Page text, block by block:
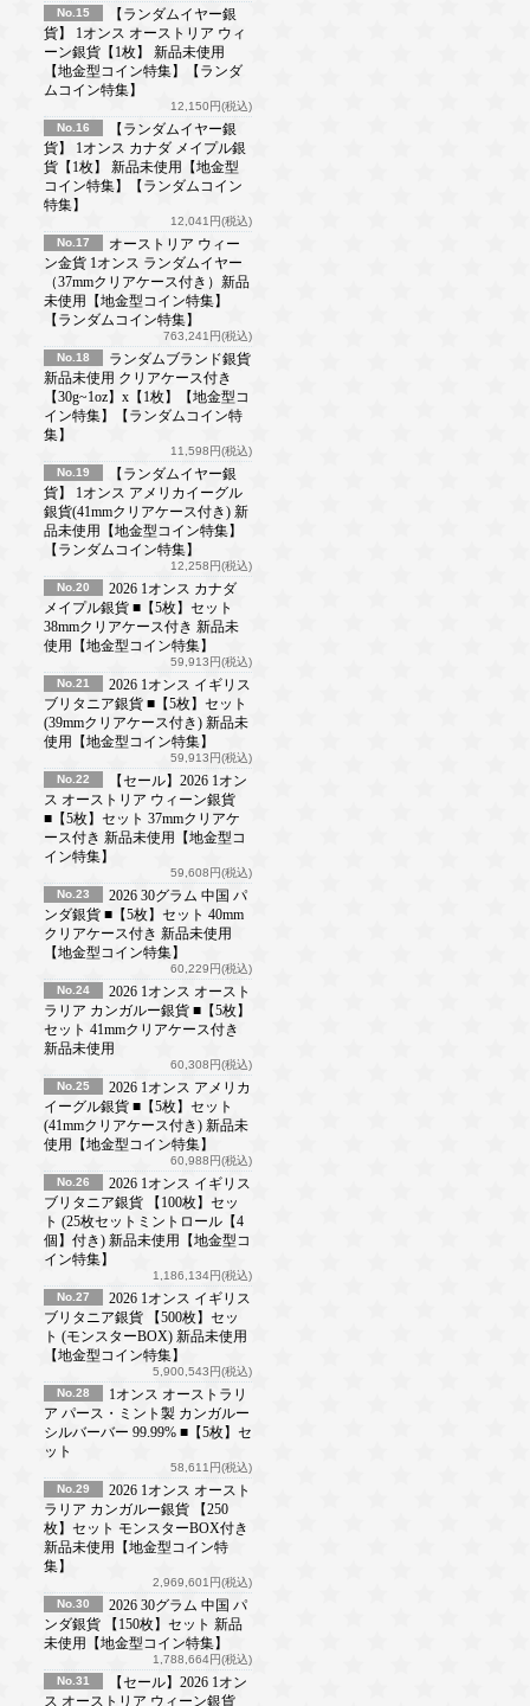
No.15
【ランダムイヤー銀
貨】 1オンス オーストリア ウィ
ーン銀貨【1枚】 新品未使用
【地金型コイン特集】【ランダ
ムコイン特集】
12,150円(税込)
No.16
【ランダムイヤー銀
貨】 1オンス カナダ メイプル銀
貨【1枚】 新品未使用【地金型
コイン特集】【ランダムコイン
特集】
12,041円(税込)
No.17
オーストリア ウィー
ン金貨 1オンス ランダムイヤー
（37mmクリアケース付き）新品
未使用【地金型コイン特集】
【ランダムコイン特集】
763,241円(税込)
No.18
ランダムブランド銀貨
新品未使用 クリアケース付き
【30g~1oz】x【1枚】【地金型コ
イン特集】【ランダムコイン特
集】
11,598円(税込)
No.19
【ランダムイヤー銀
貨】 1オンス アメリカイーグル
銀貨(41mmクリアケース付き) 新
品未使用【地金型コイン特集】
【ランダムコイン特集】
12,258円(税込)
No.20
2026 1オンス カナダ
メイプル銀貨 ■【5枚】セット
38mmクリアケース付き 新品未
使用【地金型コイン特集】
59,913円(税込)
No.21
2026 1オンス イギリス
ブリタニア銀貨 ■【5枚】セット
(39mmクリアケース付き) 新品未
使用【地金型コイン特集】
59,913円(税込)
No.22
【セール】2026 1オン
ス オーストリア ウィーン銀貨
■【5枚】セット 37mmクリアケ
ース付き 新品未使用【地金型コ
イン特集】
59,608円(税込)
No.23
2026 30グラム 中国 パ
ンダ銀貨 ■【5枚】セット 40mm
クリアケース付き 新品未使用
【地金型コイン特集】
60,229円(税込)
No.24
2026 1オンス オースト
ラリア カンガルー銀貨 ■【5枚】
セット 41mmクリアケース付き
新品未使用
60,308円(税込)
No.25
2026 1オンス アメリカ
イーグル銀貨 ■【5枚】セット
(41mmクリアケース付き) 新品未
使用【地金型コイン特集】
60,988円(税込)
No.26
2026 1オンス イギリス
ブリタニア銀貨 【100枚】セッ
ト (25枚セットミントロール【4
個】付き) 新品未使用【地金型コ
イン特集】
1,186,134円(税込)
No.27
2026 1オンス イギリス
ブリタニア銀貨 【500枚】セッ
ト (モンスターBOX) 新品未使用
【地金型コイン特集】
5,900,543円(税込)
No.28
1オンス オーストラリ
ア パース・ミント製 カンガルー
シルバーバー 99.99% ■【5枚】セ
ット
58,611円(税込)
No.29
2026 1オンス オースト
ラリア カンガルー銀貨 【250
枚】セット モンスターBOX付き
新品未使用【地金型コイン特
集】
2,969,601円(税込)
No.30
2026 30グラム 中国 パ
ンダ銀貨 【150枚】セット 新品
未使用【地金型コイン特集】
1,788,664円(税込)
No.31
【セール】2026 1オン
ス オーストリア ウィーン銀貨